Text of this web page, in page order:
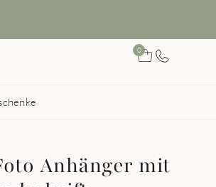
0
Anhänger mit